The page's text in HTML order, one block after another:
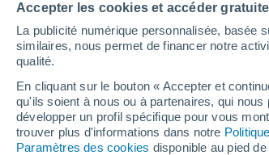
Accepter les cookies et accéder
La publicité numérique personnalisée, basée
similaires, nous permet de financer notre
qualité.
En cliquant sur le bouton « Accepter et
qu'ils soient à nous ou à partenaires, qui
développer un profil spécifique pour vous
trouver plus d'informations dans notre
Paramètres des cookies disponible au pied
Accueil Autriche Land de
Fermée
Radstadt -
Ouverture